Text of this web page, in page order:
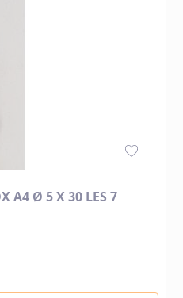
A4 Ø 5 X 30 LES 7